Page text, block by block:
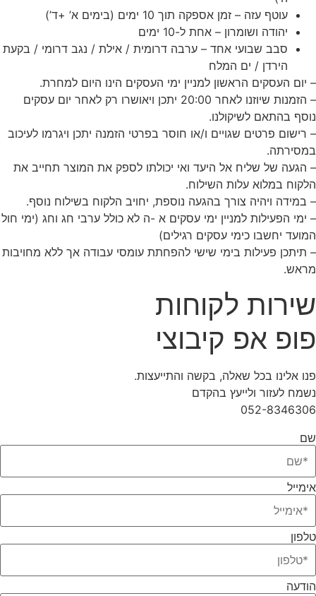
עוטף עזה – זמן אספקה תוך 10 ימים (בימים א’ +ד’)
יהודה ושומרון – אחת ל-10 ימים
סבב שבועי אחד – ערבה דרומית / אילת / נגב דרומי / בקעת
הירדן / ים המלח
– יום העסקים הראשון למניין ימי העסקים הינו היום למחרת.
– הזמנות שיוזנו לאחר 20:00 יתכן ויאושרו רק לאחר יום עסקים
נוסף בהתאם לשיקולנו.
– רישום פרטים שגויים ו/או חוסר בפרטי הזמנה יתכן ויגרמו לעיכוב
במסירתה.
– הגעה של שליח אל היעד ואי יכולתו לספק את המוצר תחייב את
הלקוח במלוא עלות השילוח.
– במידה ויהיה צורך בהגעה נוספת, יחויב הלקוח בשילוח נוסף.
– ימי הפעילות למניין ימי עסקים א -ה לא כולל ערבי חג וחג (ימי חול
המועד יחשבו כימי עסקים רגילים)
– תיתכן פעילות בימי שישי להפחתת עומסי עבודה אך ללא מחויבות
מראש.
שירות לקוחות
פופ אפ קיבוצי
פנו אלינו בכל שאלה, בקשה והתייעצות.
נשמח לעזור ולייעץ בהקדם
052-8346306
שם
אימייל
טלפון
הודעה